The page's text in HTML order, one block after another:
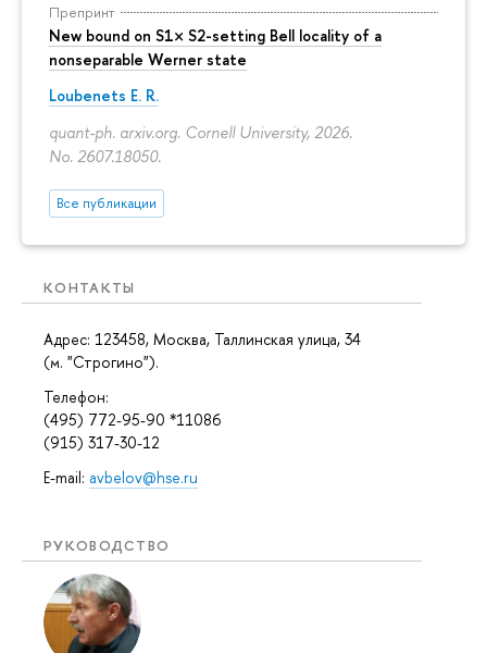
Препринт
New bound on S1× S2-setting Bell locality of a
nonseparable Werner state
Loubenets E. R.
quant-ph. arxiv.org. Cornell University, 2026.
No. 2607.18050.
Все публикации
КОНТАКТЫ
Адрес: 123458, Москва, Таллинская улица, 34
(м. "Строгино").
Телефон:
(495) 772-95-90 *11086
(915) 317-30-12
E-mail: avbelov@hse.ru
РУКОВОДСТВО